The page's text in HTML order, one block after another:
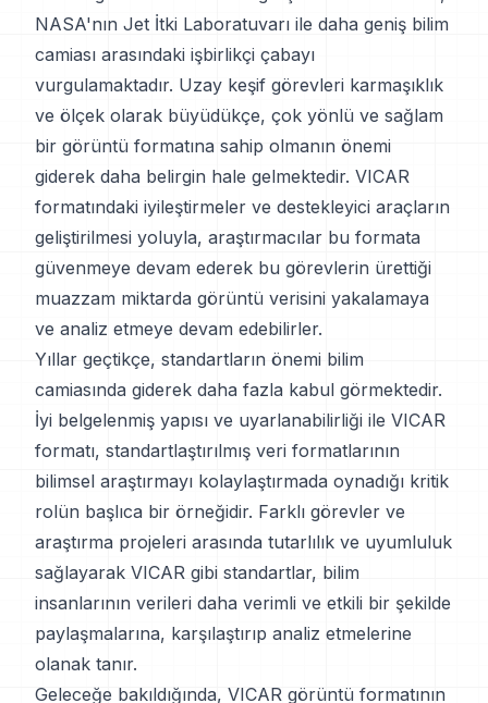
NASA'nın Jet İtki Laboratuvarı ile daha geniş bilim
camiası arasındaki işbirlikçi çabayı
vurgulamaktadır. Uzay keşif görevleri karmaşıklık
ve ölçek olarak büyüdükçe, çok yönlü ve sağlam
bir görüntü formatına sahip olmanın önemi
giderek daha belirgin hale gelmektedir. VICAR
formatındaki iyileştirmeler ve destekleyici araçların
geliştirilmesi yoluyla, araştırmacılar bu formata
güvenmeye devam ederek bu görevlerin ürettiği
muazzam miktarda görüntü verisini yakalamaya
ve analiz etmeye devam edebilirler.
Yıllar geçtikçe, standartların önemi bilim
camiasında giderek daha fazla kabul görmektedir.
İyi belgelenmiş yapısı ve uyarlanabilirliği ile VICAR
formatı, standartlaştırılmış veri formatlarının
bilimsel araştırmayı kolaylaştırmada oynadığı kritik
rolün başlıca bir örneğidir. Farklı görevler ve
araştırma projeleri arasında tutarlılık ve uyumluluk
sağlayarak VICAR gibi standartlar, bilim
insanlarının verileri daha verimli ve etkili bir şekilde
paylaşmalarına, karşılaştırıp analiz etmelerine
olanak tanır.
Geleceğe bakıldığında, VICAR görüntü formatının